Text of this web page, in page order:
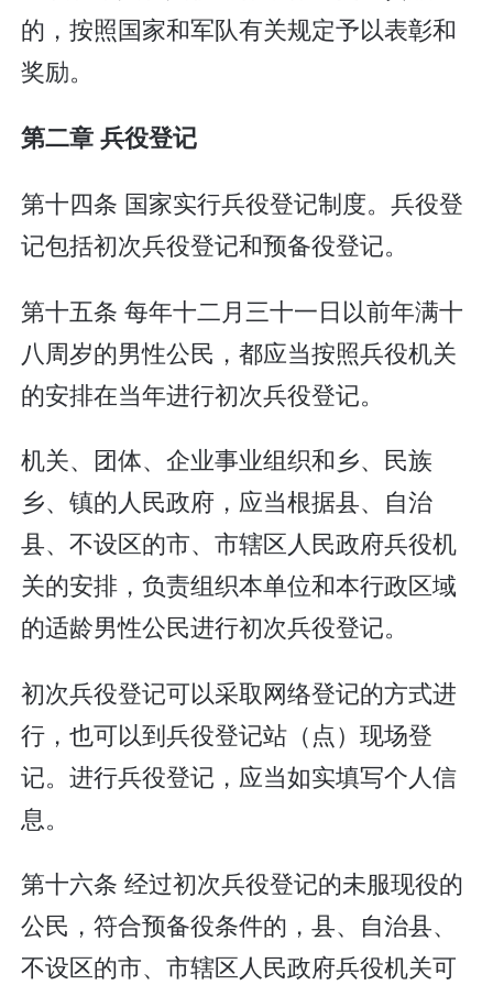
的，按照国家和军队有关规定予以表彰和
奖励。
第二章 兵役登记
第十四条 国家实行兵役登记制度。兵役登
记包括初次兵役登记和预备役登记。
第十五条 每年十二月三十一日以前年满十
八周岁的男性公民，都应当按照兵役机关
的安排在当年进行初次兵役登记。
机关、团体、企业事业组织和乡、民族
乡、镇的人民政府，应当根据县、自治
县、不设区的市、市辖区人民政府兵役机
关的安排，负责组织本单位和本行政区域
的适龄男性公民进行初次兵役登记。
初次兵役登记可以采取网络登记的方式进
行，也可以到兵役登记站（点）现场登
记。进行兵役登记，应当如实填写个人信
息。
第十六条 经过初次兵役登记的未服现役的
公民，符合预备役条件的，县、自治县、
不设区的市、市辖区人民政府兵役机关可